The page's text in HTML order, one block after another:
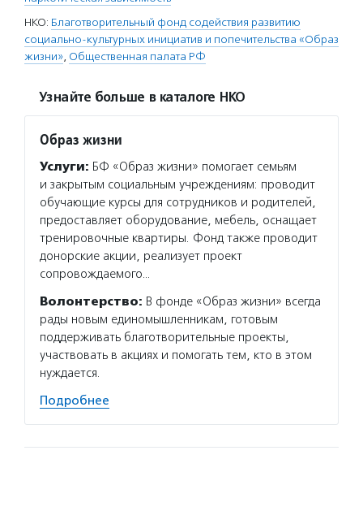
НКО: Благотворительный фонд содействия развитию
социально-культурных инициатив и попечительства «Образ
жизни», Общественная палата РФ
Узнайте больше в каталоге НКО
Образ жизни
Услуги: БФ «Образ жизни» помогает семьям
и закрытым социальным учреждениям: проводит
обучающие курсы для сотрудников и родителей,
предоставляет оборудование, мебель, оснащает
тренировочные квартиры. Фонд также проводит
донорские акции, реализует проект
сопровождаемого…
Волонтерство: В фонде «Образ жизни» всегда
рады новым единомышленникам, готовым
поддерживать благотворительные проекты,
участвовать в акциях и помогать тем, кто в этом
нуждается.
Подробнее